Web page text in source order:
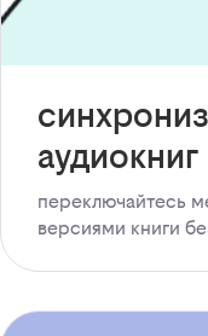
аудиокниг
переключайтесь
версиями книги